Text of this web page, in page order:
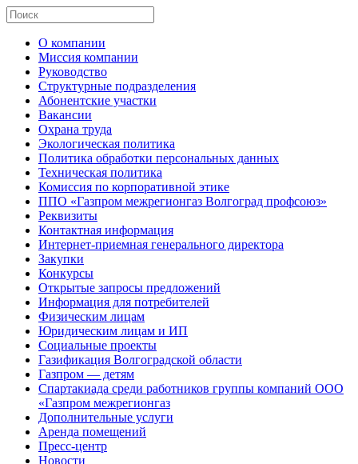
О компании
Миссия компании
Руководство
Структурные подразделения
Абонентские участки
Вакансии
Охрана труда
Экологическая политика
Политика обработки персональных данных
Техническая политика
Комиссия по корпоративной этике
ППО «Газпром межрегионгаз Волгоград профсоюз»
Реквизиты
Контактная информация
Интернет-приемная генерального директора
Закупки
Конкурсы
Открытые запросы предложений
Информация для потребителей
Физическим лицам
Юридическим лицам и ИП
Социальные проекты
Газификация Волгоградской области
Газпром — детям
Спартакиада среди работников группы компаний ООО
«Газпром межрегионгаз
Дополнительные услуги
Аренда помещений
Пресс-центр
Новости